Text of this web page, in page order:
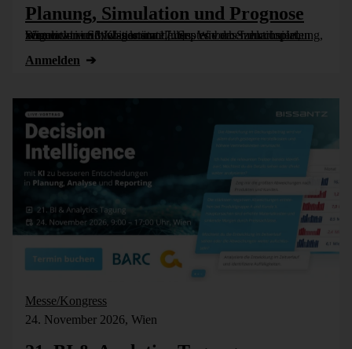
Planung, Simulation und Prognose
Wer nicht weiß, was kommt, muss es vorher durchspielen können – in Simulationsmodellen. Wie das funktioniert, zeigen wir im Webinar am 17. September: Szenarioplanung, Simulation und KI-gestützte [...]
Anmelden
Messe/Kongress
24. November 2026, Wien